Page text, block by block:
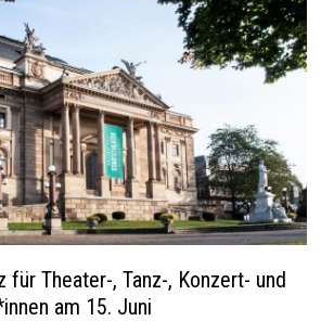
für Theater-, Tanz-, Konzert- und
am 15. Juni